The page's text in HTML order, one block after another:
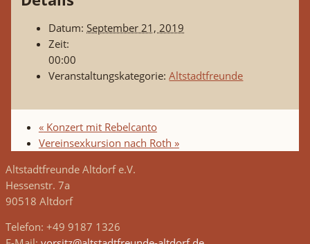
Datum: September 21, 2019
Zeit:
00:00
Veranstaltungskategorie: Altstadtfreunde
«Konzert mit Rebelcanto
Vereinsexkursion nach Roth »
Altstadtfreunde Altdorf e.V.
Hessenstr. 7a
90518 Altdorf
Telefon: +49 9187 1326